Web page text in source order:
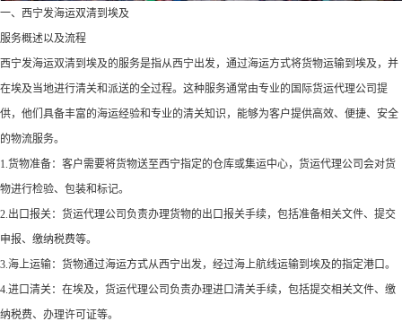
一、西宁发海运双清到埃及
服务概述以及流程
西宁发海运双清到埃及的服务是指从西宁出发，通过海运方式将货物运输到埃及，并
在埃及当地进行清关和派送的全过程。这种服务通常由专业的国际货运代理公司提
供，他们具备丰富的海运经验和专业的清关知识，能够为客户提供高效、便捷、安全
的物流服务。
1.货物准备：客户需要将货物送至西宁指定的仓库或集运中心，货运代理公司会对货
物进行检验、包装和标记。
2.出口报关：货运代理公司负责办理货物的出口报关手续，包括准备相关文件、提交
申报、缴纳税费等。
3.海上运输：货物通过海运方式从西宁出发，经过海上航线运输到埃及的指定港口。
4.进口清关：在埃及，货运代理公司负责办理进口清关手续，包括提交相关文件、缴
纳税费、办理许可证等。